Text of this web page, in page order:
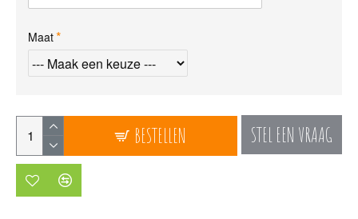
Maat
BESTELLEN STEL EEN VRAAG